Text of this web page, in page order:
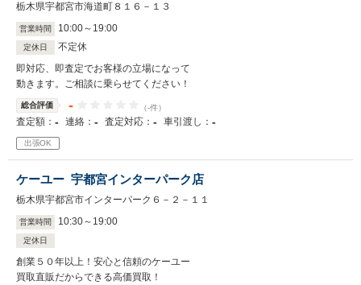
栃木県宇都宮市海道町８１６－１３
営業時間 10:00～ 19:00
定休日
不定休
即対応、即査定でお客様の立場になって
動きます。ご相談に乗らせてください！
総合評価 - （-件）
査定額： - 連絡： - 査定対応： - 車引渡し： -
出張OK
ケーユー 宇都宮インターパーク店
栃木県宇都宮市インターパーク６－２－１１
営業時間 10:30～ 19:00
定休日
創業５０年以上！安心と信頼のケーユー
買取直販だからできる高価買取！